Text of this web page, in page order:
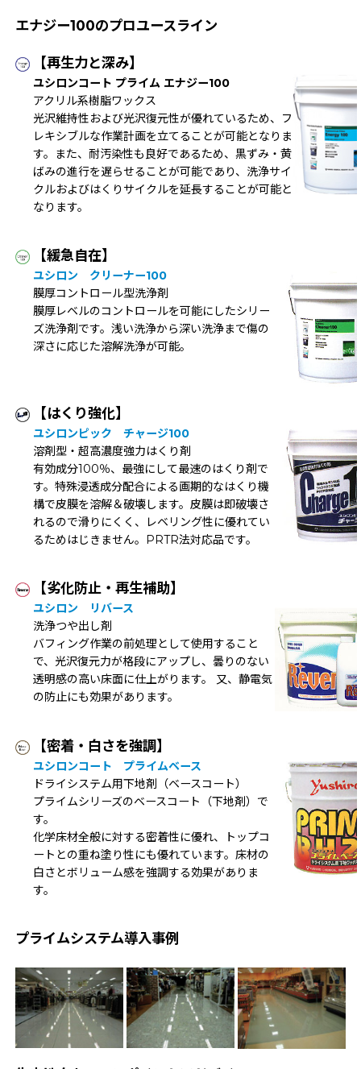
エナジー100のプロユースライン
【再生力と深み】
ユシロンコート プライム エナジー100
アクリル系樹脂ワックス
光沢維持性および光沢復元性が優れているため、フ
レキシブルな作業計画を立てることが可能となりま
す。また、耐汚染性も良好であるため、黒ずみ・黄
ばみの進行を遅らせることが可能であり、洗浄サイ
クルおよびはくりサイクルを延長することが可能と
なります。
【緩急自在】
ユシロン クリーナー100
膜厚コントロール型洗浄剤
膜厚レベルのコントロールを可能にしたシリー
ズ洗浄剤です。浅い洗浄から深い洗浄まで傷の
深さに応じた溶解洗浄が可能。
【はくり強化】
ユシロンピック チャージ100
溶剤型・超高濃度強力はくり剤
有効成分100％、最強にして最速のはくり剤で
す。特殊浸透成分配合による画期的なはくり機
構で皮膜を溶解＆破壊します。皮膜は即破壊さ
れるので滑りにくく、レベリング性に優れてい
るためはじきません。PRTR法対応品です。
【劣化防止・再生補助】
ユシロン リバース
洗浄つや出し剤
バフィング作業の前処理として使用すること
で、光沢復元力が格段にアップし、曇りのない
透明感の高い床面に仕上がります。 又、静電気
の防止にも効果があります。
【密着・白さを強調】
ユシロンコート プライムベース
ドライシステム用下地剤（ベースコート）
プライムシリーズのベースコート（下地剤）で
す。
化学床材全般に対する密着性に優れ、トップコ
ートとの重ね塗り性にも優れています。床材の
白さとボリューム感を強調する効果がありま
す。
プライムシステム導入事例